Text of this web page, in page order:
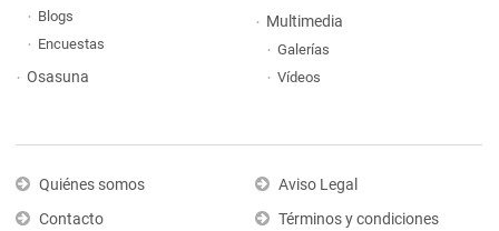
Blogs
Encuestas
Osasuna
Multimedia
Galerías
Vídeos
Quiénes somos
Contacto
Aviso Legal
Términos y condiciones